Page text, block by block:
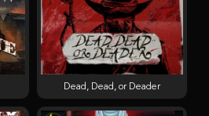
Dead, Dead, or Deader